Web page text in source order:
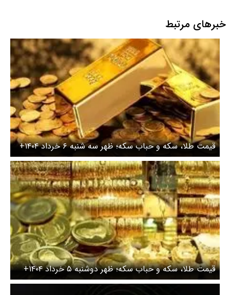
خبرهای مرتبط
قیمت طلا، سکه و حباب سکه؛ ظهر سه شنبه ۶ خرداد ۱۴۰۴+
جدول
قیمت طلا، سکه و حباب سکه؛ ظهر دوشنبه ۵ خرداد ۱۴۰۴+
جدول